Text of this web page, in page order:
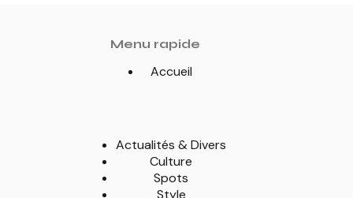
Menu rapide
Accueil
Actualités & Divers
Culture
Spots
Style